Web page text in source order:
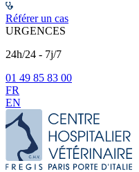
Référer un cas
URGENCES
24h/24 - 7j/7
01 49 85 83 00
FR
EN